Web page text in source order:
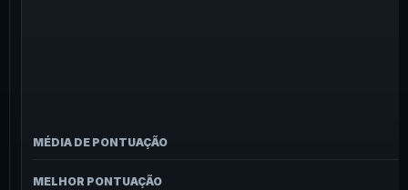
MÉDIA DE PONTUAÇÃO
MELHOR PONTUAÇÃO